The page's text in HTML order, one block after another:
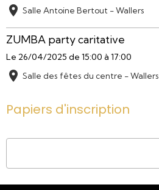
Salle Antoine Bertout - Wallers
ZUMBA party caritative
Le 26/04/2025 de 15:00 à 17:00
Salle des fêtes du centre - Wallers
Papiers d'inscription